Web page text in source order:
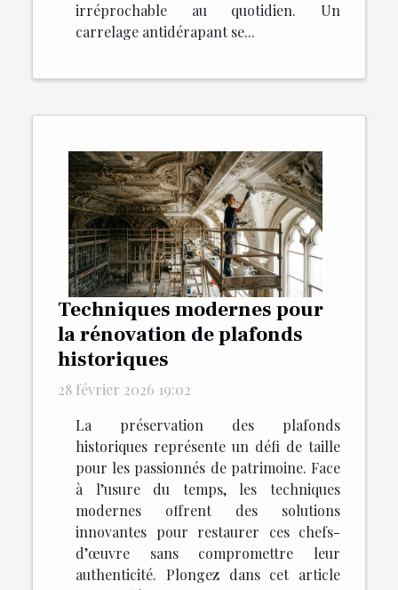
irréprochable au quotidien. Un
carrelage antidérapant se...
Techniques modernes pour
la rénovation de plafonds
historiques
28 février 2026 19:02
La préservation des plafonds
historiques représente un défi de taille
pour les passionnés de patrimoine. Face
à l’usure du temps, les techniques
modernes offrent des solutions
innovantes pour restaurer ces chefs-
d’œuvre sans compromettre leur
authenticité. Plongez dans cet article